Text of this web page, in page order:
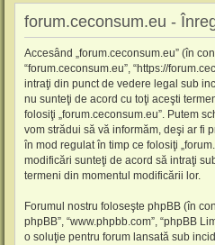
forum.ceconsum.eu -
Accesând „forum.ceconsum.eu” (în
“forum.ceconsum.eu”, “https://
intraţi din punct de vedere legal sub
nu sunteţi de acord cu toţi aceşti
folosiţi „forum.ceconsum.eu”. Putem
vom strădui să vă informăm, deşi ar fi
în mod regulat în timp ce folosiţi
modificări sunteţi de acord să intraţi
termeni din momentul modificării lor.
Forumul nostru foloseşte phpBB (în
phpBB”, “www.phpbb.com”, “phpBB
o soluţie pentru forum lansată sub